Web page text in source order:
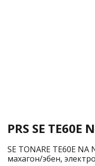
PRS SE TE60E
SE TONARE TE60E
махагон/эбен,